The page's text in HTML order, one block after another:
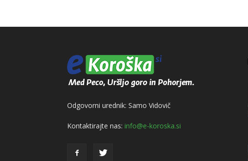
Odgovorni urednik: Samo Vidovič
Kontaktirajte nas: info@e-koroska.si